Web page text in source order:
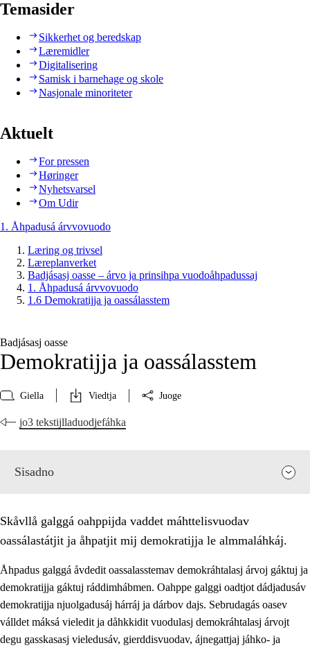
Temasider
Sikkerhet og beredskap
Læremidler
Digitalisering
Samisk i barnehage og skole
Nasjonale minoriteter
Aktuelt
For pressen
Høringer
Nyhetsvarsel
Om Udir
1. Åhpadusá árvvovuodo
Læring og trivsel
Læreplanverket
Badjásasj oasse – árvo ja prinsihpa vuodoåhpadussaj
1. Åhpadusá árvvovuodo
1.6 Demokratijja ja oassálasstem
Badjásasj oasse
Demokratijja ja oassálasstem
Giella Viedtja Juoge
jo3 tekstijlladuodjefáhka
Sisadno
Skåvllå galggá oahppijda vaddet máhttelisvuodav
oassálastátjit ja åhpatjit mij demokratijja le almmaláhkáj.
Åhpadus galggá åvdedit oassalasstemav demokráhtalasj árvoj gáktuj ja
demokratijja gáktuj ráddimhábmen. Oahppe galggi oadtjot dádjadusáv
demokratijja njuolgadusáj hárráj ja dárbov dajs. Sebrudagás oasev
válldet máksá vieledit ja dåhkkidit vuodulasj demokráhtalasj árvojt
degu gasskasasj vieledusáv, gierddisvuodav, ájnegattjaj jáhko- ja